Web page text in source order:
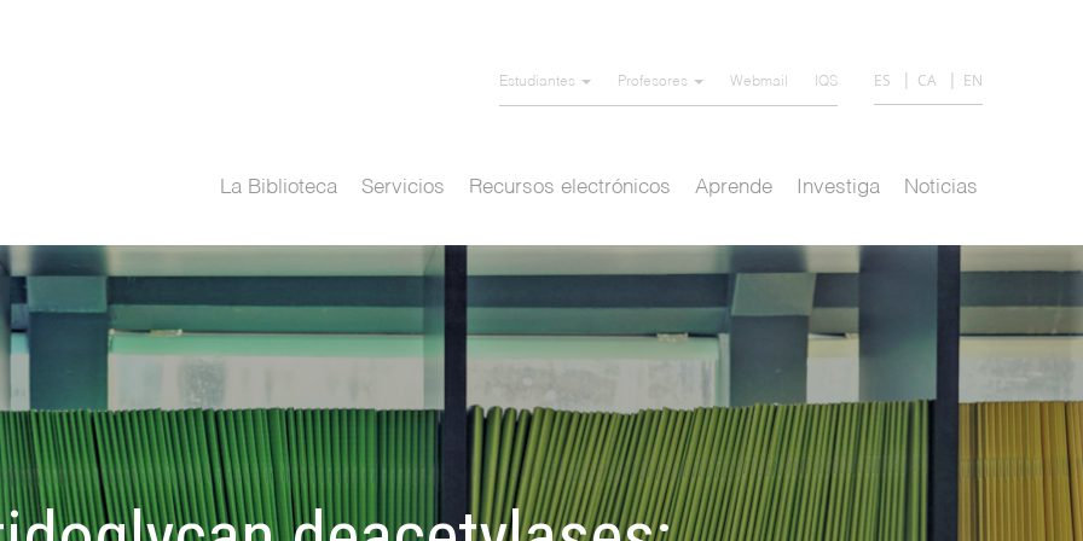
Estudiantes Profesores Webmail IQS ES CA EN
La Biblioteca Servicios Recursos electrónicos Aprende Investiga Noticias